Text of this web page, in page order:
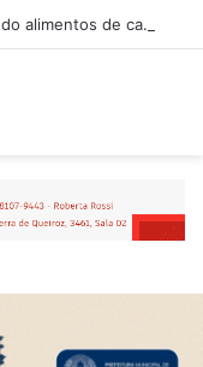
Ladrão em bicicleta é flagrado furtando alimentos de carreta no bairro Embratelzinho, em Vilhena